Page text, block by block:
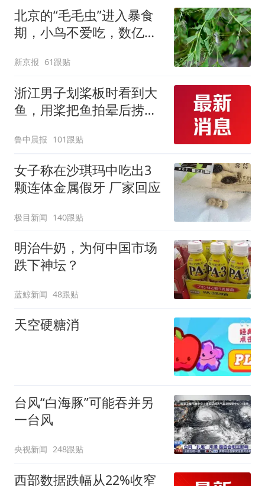
北京的“毛毛虫”进入暴食
期，小鸟不爱吃，数亿头
新京报 61跟贴
浙江男子划桨板时看到大
鱼，用桨把鱼拍晕后捞
两，做成红烧辣子鱼块，
味道很好
鲁中晨报 101跟贴
女子称在沙琪玛中吃出3
颗连体金属假牙 厂家回应
极目新闻 140跟贴
明治牛奶，为何中国市场
跌下神坛？
蓝鲸新闻 48跟贴
天空硬糖消
台风“白海豚”可能吞并另
一台风
央视新闻 248跟贴
西部数据跌幅从22%收窄